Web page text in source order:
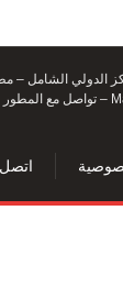
– تواصل مع
اتصل